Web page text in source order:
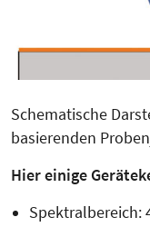
Schematische
basierenden
Hier einige
Spektralbereich: